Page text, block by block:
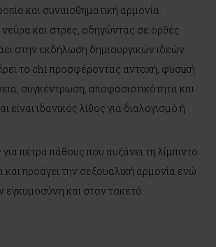
και συναισθηματική αρμονία.
και στρες, οδηγώντας σε ορθές
στην εκδήλωση δημιουργικών ιδεών
το chi προσφέροντας αντοχή, φυσική
συγκέντρωση, αποφασιστικότητα και
είναι ιδανικός λίθος για διαλογισμό ή
για πέτρα πάθους που αυξάνει τη λίμπιντο
και προάγει την σεξουαλική αρμονία ενώ
εγκυμοσύνη και στον τοκετό.